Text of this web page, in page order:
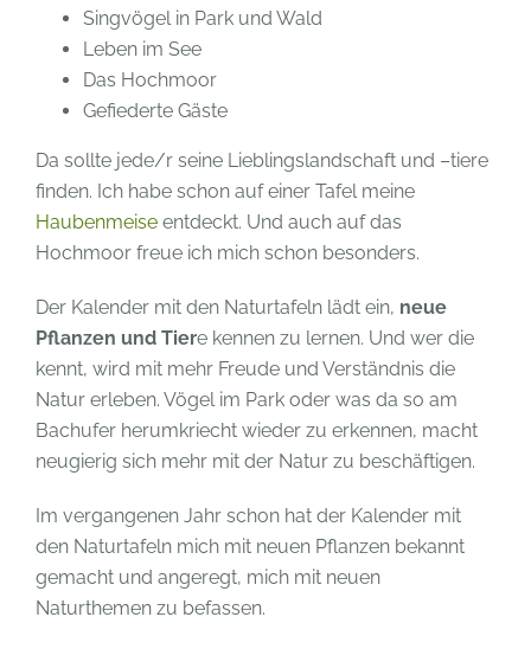
Singvögel in Park und Wald
Leben im See
Das Hochmoor
Gefiederte Gäste
Da sollte jede/r seine Lieblingslandschaft und –tiere
finden. Ich habe schon auf einer Tafel meine
Haubenmeise entdeckt. Und auch auf das
Hochmoor freue ich mich schon besonders.
Der Kalender mit den Naturtafeln lädt ein, neue
Pflanzen und Tiere kennen zu lernen. Und wer die
kennt, wird mit mehr Freude und Verständnis die
Natur erleben. Vögel im Park oder was da so am
Bachufer herumkriecht wieder zu erkennen, macht
neugierig sich mehr mit der Natur zu beschäftigen.
Im vergangenen Jahr schon hat der Kalender mit
den Naturtafeln mich mit neuen Pflanzen bekannt
gemacht und angeregt, mich mit neuen
Naturthemen zu befassen.